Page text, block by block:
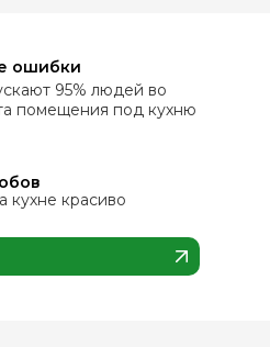
кухне красиво
95% людей во
помещения под кухню
ошибки